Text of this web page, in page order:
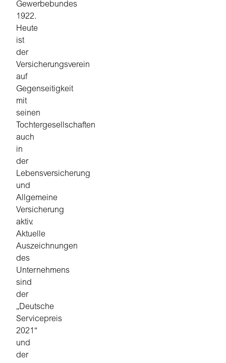
Gewerbebundes
1922.
Heute
ist
der
Versicherungsverein
auf
Gegenseitigkeit
mit
seinen
Tochtergesellschaften
auch
in
der
Lebensversicherung
und
Allgemeine
Versicherung
aktiv.
Aktuelle
Auszeichnungen
des
Unternehmens
sind
der
„Deutsche
Servicepreis
2021“
und
der